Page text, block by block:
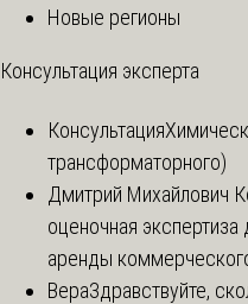
Новые регионы
Консультация эксперта
Консультация
трансформаторного)
Дмитрий Михайлович
оценочная
аренды
ВераЗдравствуйте,